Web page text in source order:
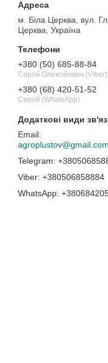
м. Біла Церква, вул.
Церква, Україна
+380 (50) 685-88-84
Сергій Олексійович (Viber)
+380 (68) 420-51-52
Сергій (WhatsApp)
agroplustov@gmail.com
+380506858884